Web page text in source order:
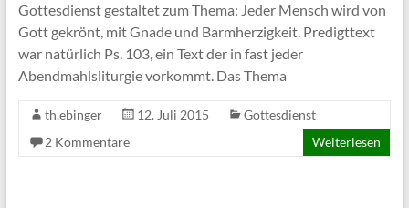
Gottesdienst gestaltet zum Thema: Jeder Mensch wird von
Gott gekrönt, mit Gnade und Barmherzigkeit. Predigttext
war natürlich Ps. 103, ein Text der in fast jeder
Abendmahlsliturgie vorkommt. Das Thema
th.ebinger 12. Juli 2015
Gottesdienst
2 Kommentare
Weiterlesen